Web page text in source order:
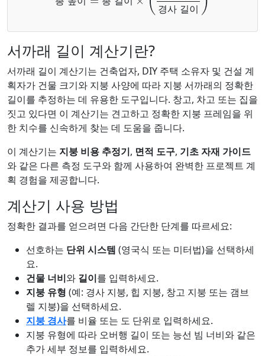
총 높 이 총 길 이
경사 길 이
서까래 길이 계산기란?
서까래 길이 계산기는 건축업자, DIY 주택 소유자 및 건설 계
획자가 건물 크기와 지붕 사양에 따라 지붕 서까래의 정확한
길이를 추정하는 데 유용한 도구입니다. 창고, 차고 또는 집을
짓고 있다면 이 계산기는 견고하고 정확한 지붕 프레임을 위
한 치수를 신속하게 찾는 데 도움을 줍니다.
이 계산기는 지붕 비용 추정기, 면적 도구, 기초 자재 가이드
와 같은 다른 측정 도구와 함께 사용하여 완벽한 프로젝트 계
획 경험을 제공합니다.
계산기 사용 방법
정확한 결과를 얻으려면 다음 간단한 단계를 따르세요:
선호하는 단위 시스템 (영국식 또는 미터법)을 선택하세
요.
건물 너비와 길이를 입력하세요.
지붕 유형 (예: 경사 지붕, 힙 지붕, 창고 지붕 또는 갬브
렐 지붕)을 선택하세요.
지붕 경사를 비율 또는 도 단위로 입력하세요.
지붕 유형에 따라 오버행 길이 또는 능선 빔 너비와 같은
추가 세부 정보를 입력하세요.